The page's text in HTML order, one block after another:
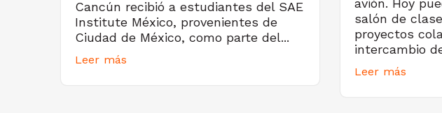
Cancún recibió a estudiantes del SAE
Institute México, provenientes de
Ciudad de México, como parte del...
Leer más
salón de
proyectos
intercambio
Leer más